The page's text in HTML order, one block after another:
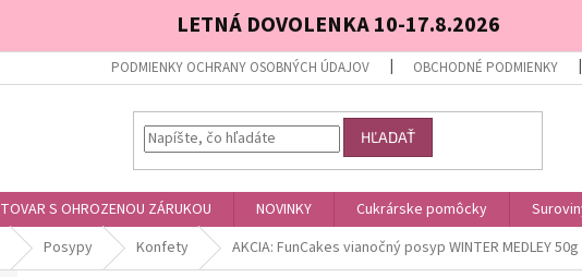
LETNÁ DOVOLENKA 10-17.8.2026
PODMIENKY OCHRANY OSOBNÝCH ÚDAJOV OBCHODNÉ PODMIENKY
HĽADAŤ
TOVAR S OHROZENOU ZÁRUKOU NOVINKY Cukrárske pomôcky
Posypy Konfety AKCIA: FunCakes vianočný posyp WINTER MEDLEY 50g